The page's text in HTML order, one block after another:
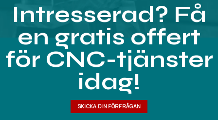
Intresserad? Få
en gratis offert
för CNC-tjänster
idag!
SKICKA DIN FÖRFRÅGAN